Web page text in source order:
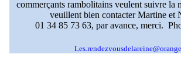
commerçants rambolitains veulent suivre la
veuillent bien contacter Martine et
01 34 85 73 63, par avance, merci.